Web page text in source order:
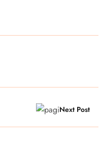
Next Post